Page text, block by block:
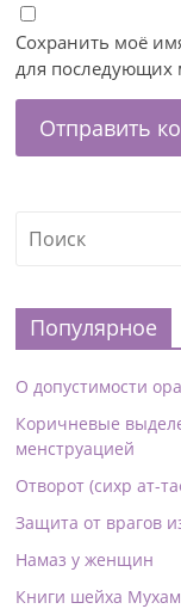
Сохранить моё
для последующих
Популярное
О допустимости
Коричневые
менструацией
Отворот (сихр ат-
Защита от врагов
Намаз у женщин
Книги шейха